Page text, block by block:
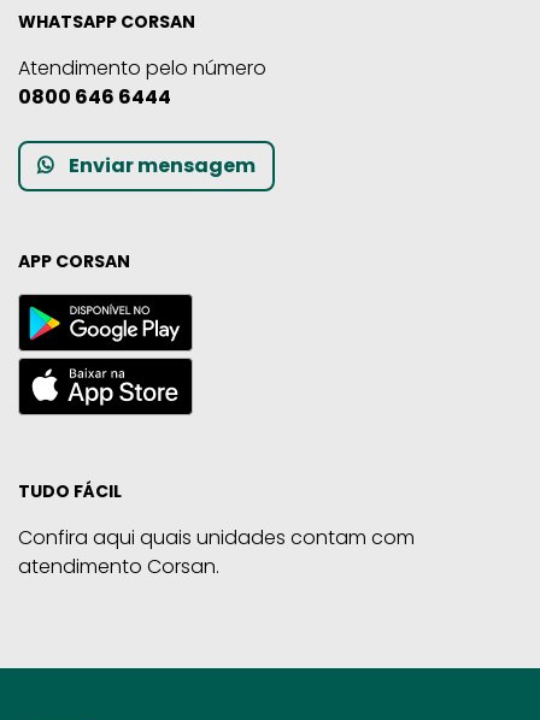
WHATSAPP CORSAN
Atendimento pelo número
0800 646 6444
Enviar mensagem
APP CORSAN
TUDO FÁCIL
Confira aqui quais unidades contam com
atendimento Corsan.